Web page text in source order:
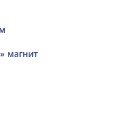
магнит